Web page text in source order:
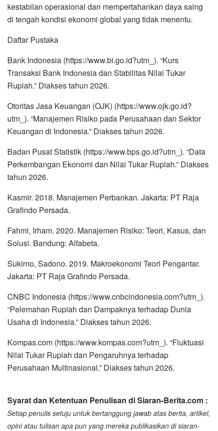
kestabilan operasional dan mempertahankan daya saing
di tengah kondisi ekonomi global yang tidak menentu.
Daftar Pustaka
Bank Indonesia (https://www.bi.go.id?utm_). “Kurs
Transaksi Bank Indonesia dan Stabilitas Nilai Tukar
Rupiah.” Diakses tahun 2026.
Otoritas Jasa Keuangan (OJK) (https://www.ojk.go.id?
utm_). “Manajemen Risiko pada Perusahaan dan Sektor
Keuangan di Indonesia.” Diakses tahun 2026.
Badan Pusat Statistik (https://www.bps.go.id?utm_). “Data
Perkembangan Ekonomi dan Nilai Tukar Rupiah.” Diakses
tahun 2026.
Kasmir. 2018. Manajemen Perbankan. Jakarta: PT Raja
Grafindo Persada.
Fahmi, Irham. 2020. Manajemen Risiko: Teori, Kasus, dan
Solusi. Bandung: Alfabeta.
Sukirno, Sadono. 2019. Makroekonomi Teori Pengantar.
Jakarta: PT Raja Grafindo Persada.
CNBC Indonesia (https://www.cnbcindonesia.com?utm_).
“Pelemahan Rupiah dan Dampaknya terhadap Dunia
Usaha di Indonesia.” Diakses tahun 2026.
Kompas.com (https://www.kompas.com?utm_). “Fluktuasi
Nilai Tukar Rupiah dan Pengaruhnya terhadap
Perusahaan Multinasional.” Diakses tahun 2026.
Syarat dan Ketentuan Penulisan di Siaran-Berita.com :
Setiap penulis setuju untuk bertanggung jawab atas berita, artikel,
opini atau tulisan apa pun yang mereka publikasikan di siaran-